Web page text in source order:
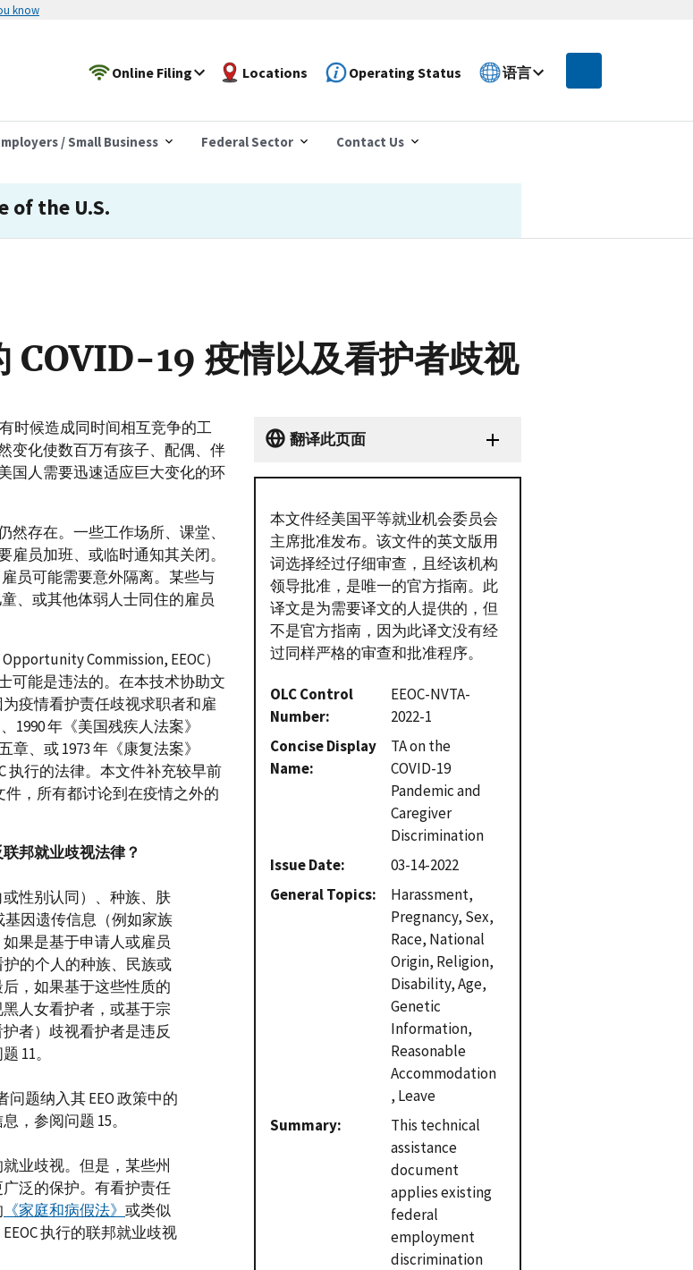
know
Online Filing Locations Operating Status 语言
/ Small Business Federal Sector Contact Us
of the U.S.
COVID-19 疫情以及看护者歧视
翻译此页面
本文件经美国平等就业机会委员会
主席批准发布。该文件的英文版用
词选择经过仔细审查，且经该机构
领导批准，是唯一的官方指南。此
译文是为需要译文的人提供的，但
不是官方指南，因为此译文没有经
过同样严格的审查和批准程序。
OLC Control
Number
EEOC-NVTA-
2022-1
Concise Display
Name
TA on the
COVID-19
Pandemic and
Caregiver
Discrimination
Issue Date
03-14-2022
General Topics
Harassment,
Pregnancy, Sex,
Race, National
Origin, Religion,
Disability, Age,
Genetic
Information,
Reasonable
Accommodation
, Leave
Summary
This technical
assistance
document
applies existing
federal
employment
discrimination
时候造成同时间相互竞争的工
变化使数百万有孩子、配偶、伴
国人需要迅速适应巨大变化的环
存在。一些工作场所、课堂、
员加班、或临时通知其关闭。
员可能需要意外隔离。某些与
、或其他体弱人士同住的雇员
Commission, EEOC）
可能是违法的。在本技术协助文
疫情看护责任歧视求职者和雇
1990 年《美国残疾人法案》
章、或 1973 年《康复法案》
执行的法律。本文件补充较早前
件，所有都讨论到在疫情之外的
邦就业歧视法律？
性别认同）、种族、肤
因遗传信息（例如家族
果是基于申请人或雇员
护的个人的种族、民族或
，如果基于这些性质的
人女看护者，或基于宗
者）歧视看护者是违反
11。
题纳入其 EEO 政策中的
，参阅问题 15。
业歧视。但是，某些州
泛的保护。有看护责任
《家庭和病假法》 或类似
执行的联邦就业歧视